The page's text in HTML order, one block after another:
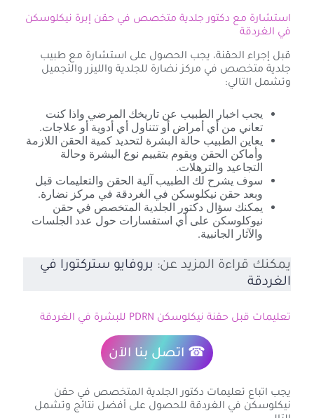
استشارة مع دكتور جلدية متخصص في حقن إبرة نيكلوسكن
في الغردقة
قبل إجراء الحقنة، يجب الحصول على استشارة مع طبيب
جلدية متخصص في مركز نضارة للجلدية والليزر والتجميل
وتشمل التالي:
يجب اخبار الطبيب عن تاريخك المرضي واذا كنت
تعاني من أي أمراض أو تتناول أي أدوية أو علاجات.
يعاين الطبيب حالة البشرة لتحديد كمية الحقن اللازمة
وأماكن الحقن ويقوم بتقييم نوع البشرة وحالة
التجاعيد والترهلات.
سوف يشرح لك الطبيب آلية الحقن والتعليمات قبل
وبعد حقن نيكلوسكن في الغردقة في مركز نضارة.
يمكنك سؤال دكتور الجلدية المتخصص في حقن
نيوكلوسكن على أي استفسارات حول عدد الجلسات
والآثار الجانبية.
يمكنك قراءة المزيد عن: بروفايو ستركتورا في
الغردقة
تعليمات قبل حقنة نيكلوسكن PDRN للبشرة في الغردقة
☎ اتصل بنا الآن
يجب اتباع تعليمات دكتور الجلدية المتخصص في حقن
نيكلوسكن في الغردقة للحصول على أفضل نتائج وتشمل